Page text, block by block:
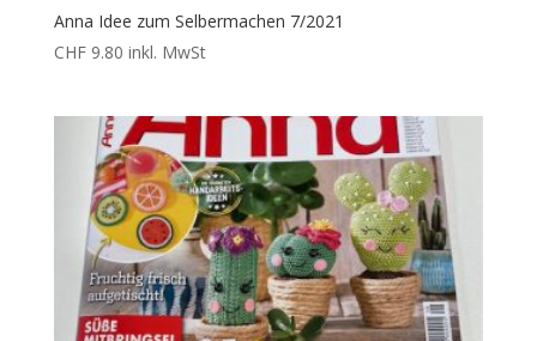
Anna Idee zum Selbermachen 7/2021
CHF9.80 inkl. MwSt